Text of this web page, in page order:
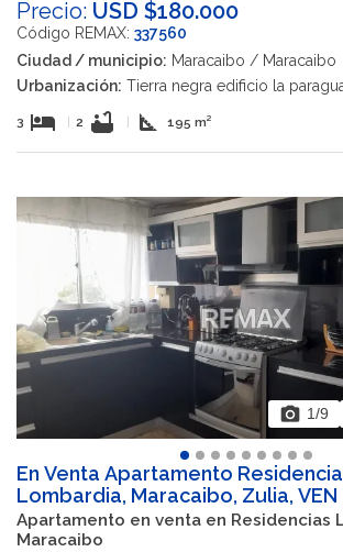
Precio: USD $180.000
Código REMAX: 337560
Ciudad / municipio: Maracaibo / Maracaibo
Urbanización: Tierra negra edificio la
3 hotel 2 bathtub square_foot 195 m²
photo_camera 1/9
En Venta Apartamento
Lombardia, Maracaibo, Zulia, VEN
Apartamento en venta en Residencias
Maracaibo